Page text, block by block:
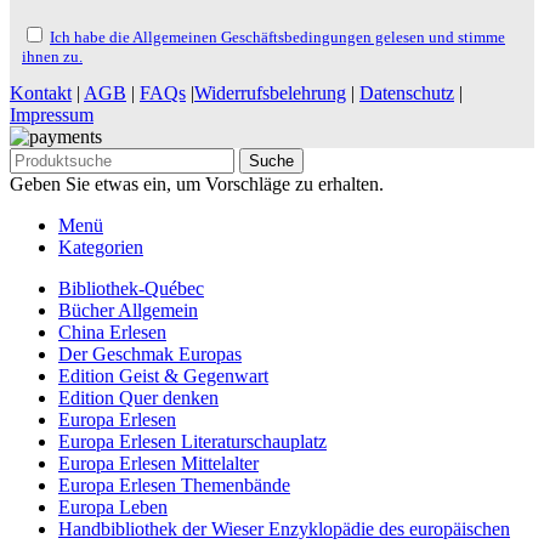
Ich habe die Allgemeinen Geschäftsbedingungen gelesen und stimme
ihnen zu.
Kontakt| AGB | FAQs |Widerrufsbelehrung | Datenschutz |
Impressum
Suche
Geben Sie etwas ein, um Vorschläge zu erhalten.
Menü
Kategorien
Bibliothek-Québec
Bücher Allgemein
China Erlesen
Der Geschmak Europas
Edition Geist & Gegenwart
Edition Quer denken
Europa Erlesen
Europa Erlesen Literaturschauplatz
Europa Erlesen Mittelalter
Europa Erlesen Themenbände
Europa Leben
Handbibliothek der Wieser Enzyklopädie des europäischen